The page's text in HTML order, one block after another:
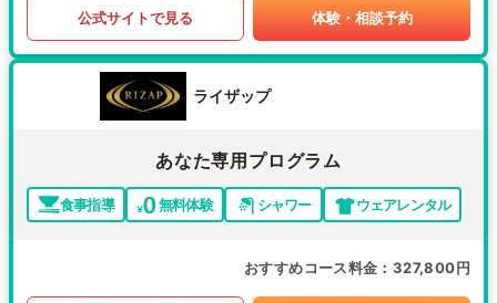
公式サイトで見る 体験・相談予約
ライザップ
あなた専用プログラム
食事指導 無料体験 シャワー ウェアレンタル
おすすめコース料金 327,800円